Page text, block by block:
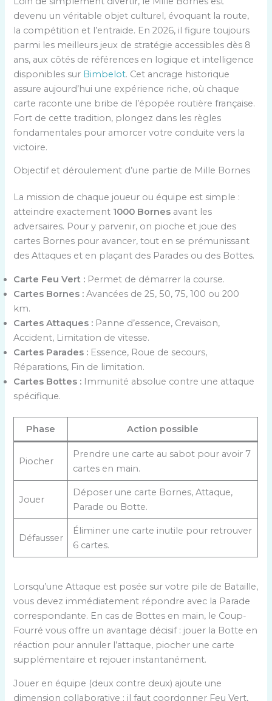
devenu un véritable objet culturel, évoquant la route,
la compétition et l’entraide. En 2026, il figure toujours
parmi les meilleurs jeux de stratégie accessibles dès 8
ans, aux côtés de références en logique et intelligence
disponibles sur Bimbelot. Cet ancrage historique
assure aujourd’hui une expérience riche, où chaque
carte raconte une bribe de l’épopée routière française.
Fort de cette tradition, plongez dans les règles
fondamentales pour amorcer votre conduite vers la
victoire.
Objectif et déroulement d’une partie de Mille Bornes
La mission de chaque joueur ou équipe est simple :
atteindre exactement 1000 Bornes avant les
adversaires. Pour y parvenir, on pioche et joue des
cartes Bornes pour avancer, tout en se prémunissant
des Attaques et en plaçant des Parades ou des Bottes.
Carte Feu Vert : Permet de démarrer la course.
Cartes Bornes : Avancées de 25, 50, 75, 100 ou 200
km.
Cartes Attaques : Panne d’essence, Crevaison,
Accident, Limitation de vitesse.
Cartes Parades : Essence, Roue de secours,
Réparations, Fin de limitation.
Cartes Bottes : Immunité absolue contre une attaque
spécifique.
Phase Action possible
Piocher
Prendre une carte au sabot pour avoir 7
cartes en main.
Jouer
Déposer une carte Bornes, Attaque,
Parade ou Botte.
Défausser
Éliminer une carte inutile pour retrouver
6 cartes.
Lorsqu’une Attaque est posée sur votre pile de Bataille,
vous devez immédiatement répondre avec la Parade
correspondante. En cas de Bottes en main, le Coup-
Fourré vous offre un avantage décisif : jouer la Botte en
réaction pour annuler l’attaque, piocher une carte
supplémentaire et rejouer instantanément.
Jouer en équipe (deux contre deux) ajoute une
dimension collaborative : il faut coordonner Feu Vert,